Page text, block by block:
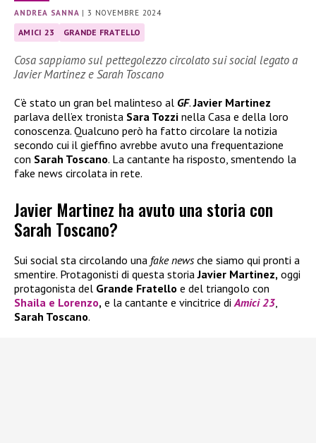
ANDREA SANNA |3 NOVEMBRE 2024
AMICI 23 GRANDE FRATELLO
Cosa sappiamo sul pettegolezzo circolato sui social legato a
Javier Martinez e Sarah Toscano
C’è stato un gran bel malinteso al GF.Javier Martinez
parlava dell’ex tronista Sara Tozzi nella Casa e della loro
conoscenza. Qualcuno però ha fatto circolare la notizia
secondo cui il gieffino avrebbe avuto una frequentazione
con Sarah Toscano. La cantante ha risposto, smentendo la
fake news circolata in rete.
Javier Martinez ha avuto una storia con
Sarah Toscano?
Sui social sta circolando una fake newsche siamo qui pronti a
smentire. Protagonisti di questa storiaJavier Martinez, oggi
protagonista del Grande Fratello e del triangolo con
Shaila e Lorenzo, e la cantante e vincitrice di Amici 23
Sarah Toscano.